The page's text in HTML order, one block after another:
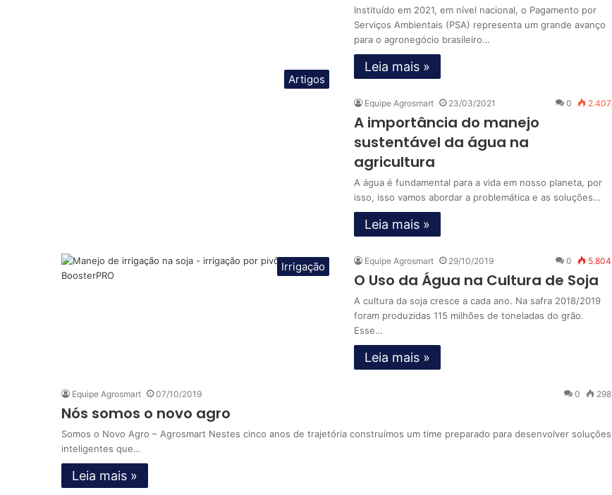
Instituído em 2021, em nível nacional, o Pagamento por
Serviços Ambientais (PSA) representa um grande avanço
para o agronegócio brasileiro…
Leia mais »
Artigos
Equipe Agrosmart 23/03/2021 0 2.407
A importância do manejo
sustentável da água na
agricultura
A água é fundamental para a vida em nosso planeta, por
isso, isso vamos abordar a problemática e as soluções…
Leia mais »
Irrigação Equipe Agrosmart 29/10/2019 0 5.804
O Uso da Água na Cultura de Soja
A cultura da soja cresce a cada ano. Na safra 2018/2019
foram produzidas 115 milhões de toneladas do grão.
Esse…
Leia mais »
Equipe Agrosmart 07/10/2019 0 298
Nós somos o novo agro
Somos o Novo Agro – Agrosmart Nestes cinco anos de trajetória construímos um time preparado para desenvolver soluções
inteligentes que…
Leia mais »